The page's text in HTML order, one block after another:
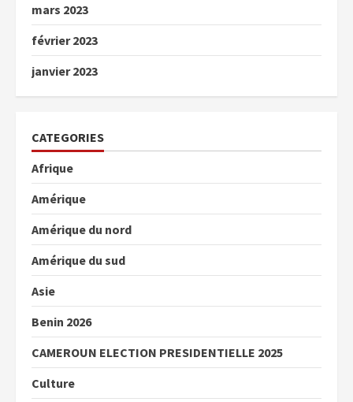
mars 2023
février 2023
janvier 2023
CATEGORIES
Afrique
Amérique
Amérique du nord
Amérique du sud
Asie
Benin 2026
CAMEROUN ELECTION PRESIDENTIELLE 2025
Culture